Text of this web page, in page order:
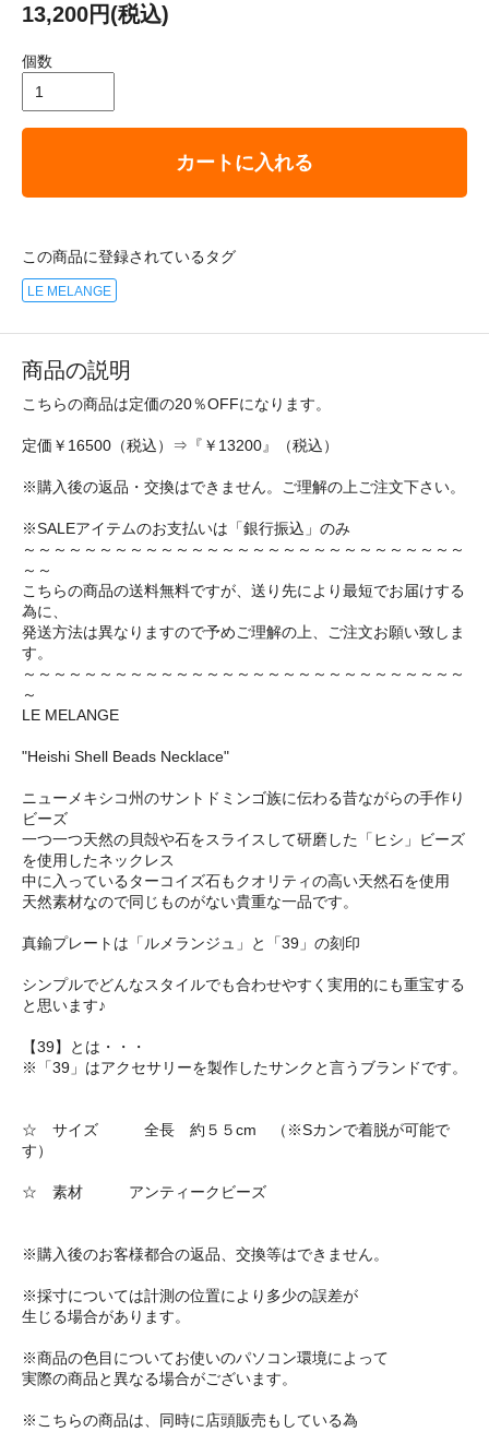
13,200円(税込)
個数
カートに入れる
この商品に登録されているタグ
LE MELANGE
商品の説明
こちらの商品は定価の20％OFFになります。
定価￥16500（税込）⇒『￥13200』（税込）
※購入後の返品・交換はできません。ご理解の上ご注文下さい。
※SALEアイテムのお支払いは「銀行振込」のみ
～～～～～～～～～～～～～～～～～～～～～～～～～～～～～
～～
こちらの商品の送料無料ですが、送り先により最短でお届けする
為に、
発送方法は異なりますので予めご理解の上、ご注文お願い致しま
す。
～～～～～～～～～～～～～～～～～～～～～～～～～～～～～
～
LE MELANGE
"Heishi Shell Beads Necklace"
ニューメキシコ州のサントドミンゴ族に伝わる昔ながらの手作り
ビーズ
一つ一つ天然の貝殻や石をスライスして研磨した「ヒシ」ビーズ
を使用したネックレス
中に入っているターコイズ石もクオリティの高い天然石を使用
天然素材なので同じものがない貴重な一品です。
真鍮プレートは「ルメランジュ」と「39」の刻印
シンプルでどんなスタイルでも合わせやすく実用的にも重宝する
と思います♪
【39】とは・・・
※「39」はアクセサリーを製作したサンクと言うブランドです。
☆ サイズ 全長 約５５cm （※Sカンで着脱が可能で
す）
☆ 素材 アンティークビーズ
※購入後のお客様都合の返品、交換等はできません。
※採寸については計測の位置により多少の誤差が
生じる場合があります。
※商品の色目についてお使いのパソコン環境によって
実際の商品と異なる場合がございます。
※こちらの商品は、同時に店頭販売もしている為